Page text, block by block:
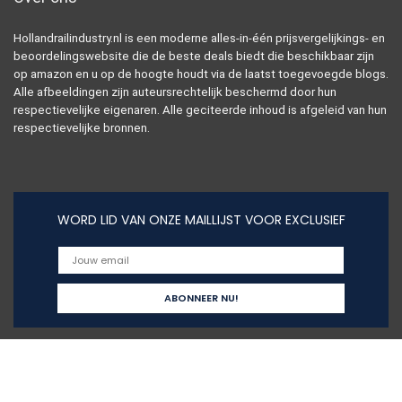
Hollandrailindustry.nl is een moderne alles-in-één prijsvergelijkings- en
beoordelingswebsite die de beste deals biedt die beschikbaar zijn
op amazon en u op de hoogte houdt via de laatst toegevoegde blogs.
Alle afbeeldingen zijn auteursrechtelijk beschermd door hun
respectievelijke eigenaren. Alle geciteerde inhoud is afgeleid van hun
respectievelijke bronnen.
WORD LID VAN ONZE MAILLIJST VOOR EXCLUSIEF